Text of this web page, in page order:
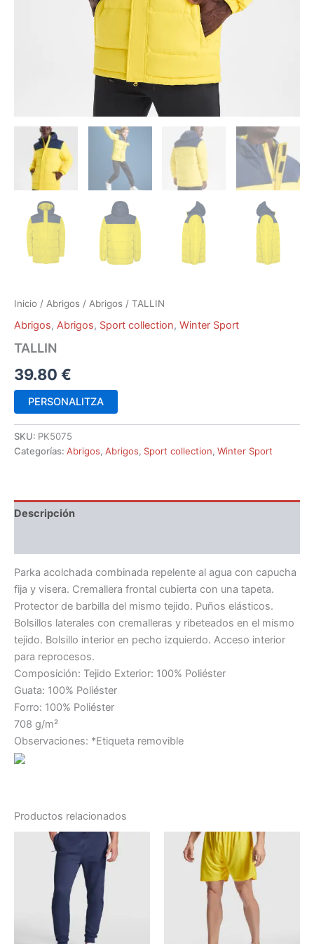
Inicio / Abrigos / Abrigos / TALLIN
Abrigos, Abrigos, Sport collection, Winter Sport
TALLIN
39.80 €
PERSONALITZA
SKU: PK5075
Categorías: Abrigos, Abrigos, Sport collection, Winter Sport
Descripción
Parka acolchada combinada repelente al agua con capucha
fija y visera. Cremallera frontal cubierta con una tapeta.
Protector de barbilla del mismo tejido. Puños elásticos.
Bolsillos laterales con cremalleras y ribeteados en el mismo
tejido. Bolsillo interior en pecho izquierdo. Acceso interior
para reprocesos.
Composición: Tejido Exterior: 100% Poliéster
Guata: 100% Poliéster
Forro: 100% Poliéster
708 g/m²
Observaciones: *Etiqueta removible
Productos relacionados
Rango
precios:
desde
13.44 €
hasta
14.60 €
Este
producto
tiene
múltiples
variantes.
Rango
de
precios:
desde
5.42 €
hasta
6.09 €
Este
producto
tiene
múltiples
variantes.
Las
opciones